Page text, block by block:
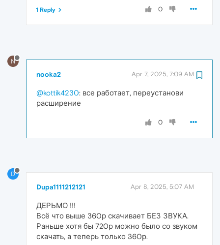
0
1 Reply
N
nooka2 Apr 7, 2025, 7:09 AM
@kottik4230: все работает, переустанови
расширение
0
D
Dupa1111212121 Apr 8, 2025, 5:07 AM
ДЕРЬМО !!!
Всё что выше 360р скачивает БЕЗ ЗВУКА.
Раньше хотя бы 720р можно было со звуком
скачать, а теперь только 360р.